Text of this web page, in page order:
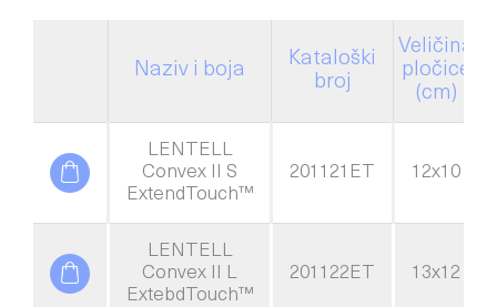
Naziv i boja
Kataloški
broj
Veličina
pločice
(cm)
LENTELL
Convex II S
ExtendTouch™
201121ET 12x10
LENTELL
Convex II L
ExtebdTouch™
201122ET 13x12